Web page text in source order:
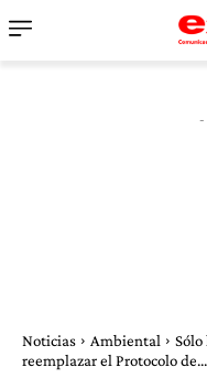
-
Noticias Ambiental
Sólo
reemplazar el Protocolo de...